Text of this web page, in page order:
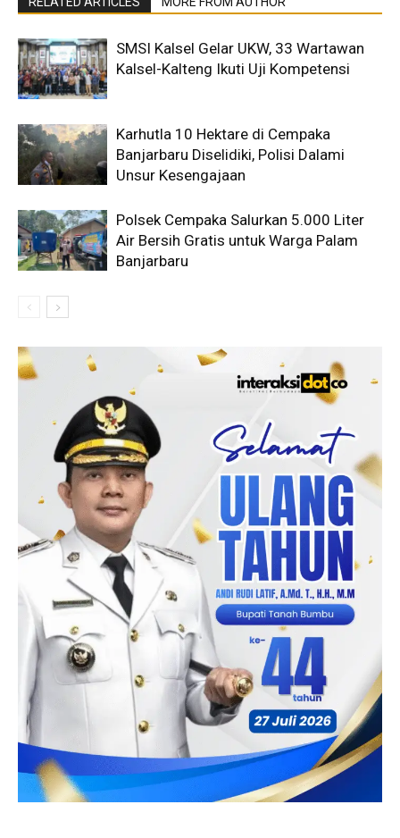
SMSI Kalsel Gelar UKW, 33 Wartawan
Kalsel-Kalteng Ikuti Uji Kompetensi
Karhutla 10 Hektare di Cempaka
Banjarbaru Diselidiki, Polisi Dalami
Unsur Kesengajaan
Polsek Cempaka Salurkan 5.000 Liter
Air Bersih Gratis untuk Warga Palam
Banjarbaru